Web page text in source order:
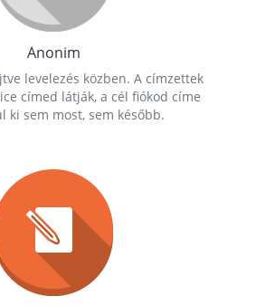
Anonim
levelezés közben. A címzettek
címed látják, a cél fiókod címe
ki sem most, sem később.